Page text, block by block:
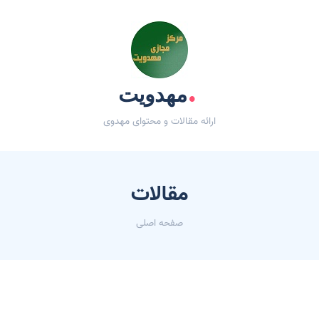
.مهدویت
ارائه مقالات و محتوای مهدوی
مقالات
صفحه اصلی